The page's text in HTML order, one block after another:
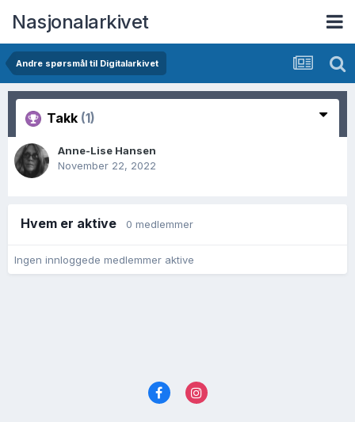
Nasjonalarkivet
Andre spørsmål til Digitalarkivet
Takk (1)
Anne-Lise Hansen
November 22, 2022
Hvem er aktive 0 medlemmer
Ingen innloggede medlemmer aktive